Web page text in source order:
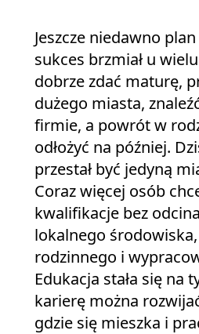
Jeszcze niedawno
sukces brzmiał u
dobrze zdać maturę,
dużego miasta,
firmie, a powrót w
odłożyć na później.
przestał być jedyną
Coraz więcej osób
kwalifikacje bez
lokalnego
rodzinnego i
Edukacja stała się na
karierę można
gdzie się mieszka i